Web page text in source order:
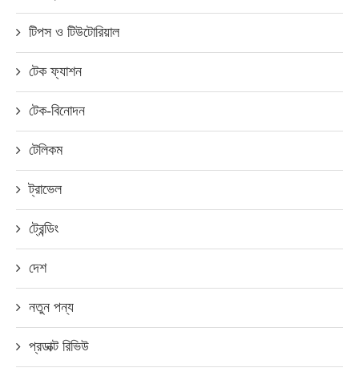
টিপস ও টিউটোরিয়াল
টেক ফ্যাশন
টেক-বিনোদন
টেলিকম
ট্রাভেল
ট্রেন্ডিং
দেশ
নতুন পন্য
প্রডাক্ট রিভিউ